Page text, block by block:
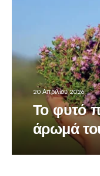
20 Απριλίου 2026
Το φυτό
άρωμά